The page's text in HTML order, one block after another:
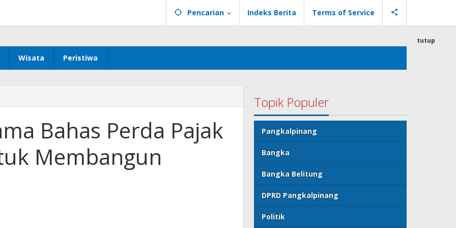
Pencarian Indeks Berita Terms of Service
Wisata Peristiwa
tutup
Bahas Perda Pajak
Membangun
Topik Populer
Pangkalpinang
Bangka
Bangka Belitung
DPRD Pangkalpinang
Politik